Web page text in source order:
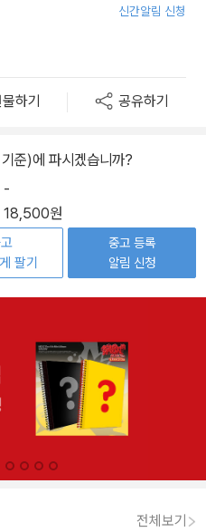
신간알림 신청
하기 공유하기
준)에 파시겠습니까?
-
18,500원
팔기
중고 등록
알림 신청
전체보기